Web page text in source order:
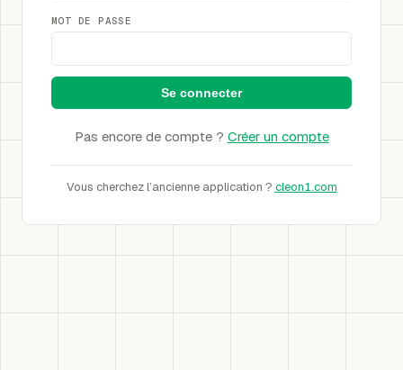
MOT DE PASSE
Se connecter
Pas encore de compte ? Créer un compte
Vous cherchez l’ancienne application ? cleon1.com